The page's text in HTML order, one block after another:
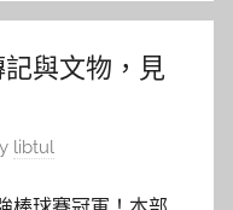
與文物，見
libtul